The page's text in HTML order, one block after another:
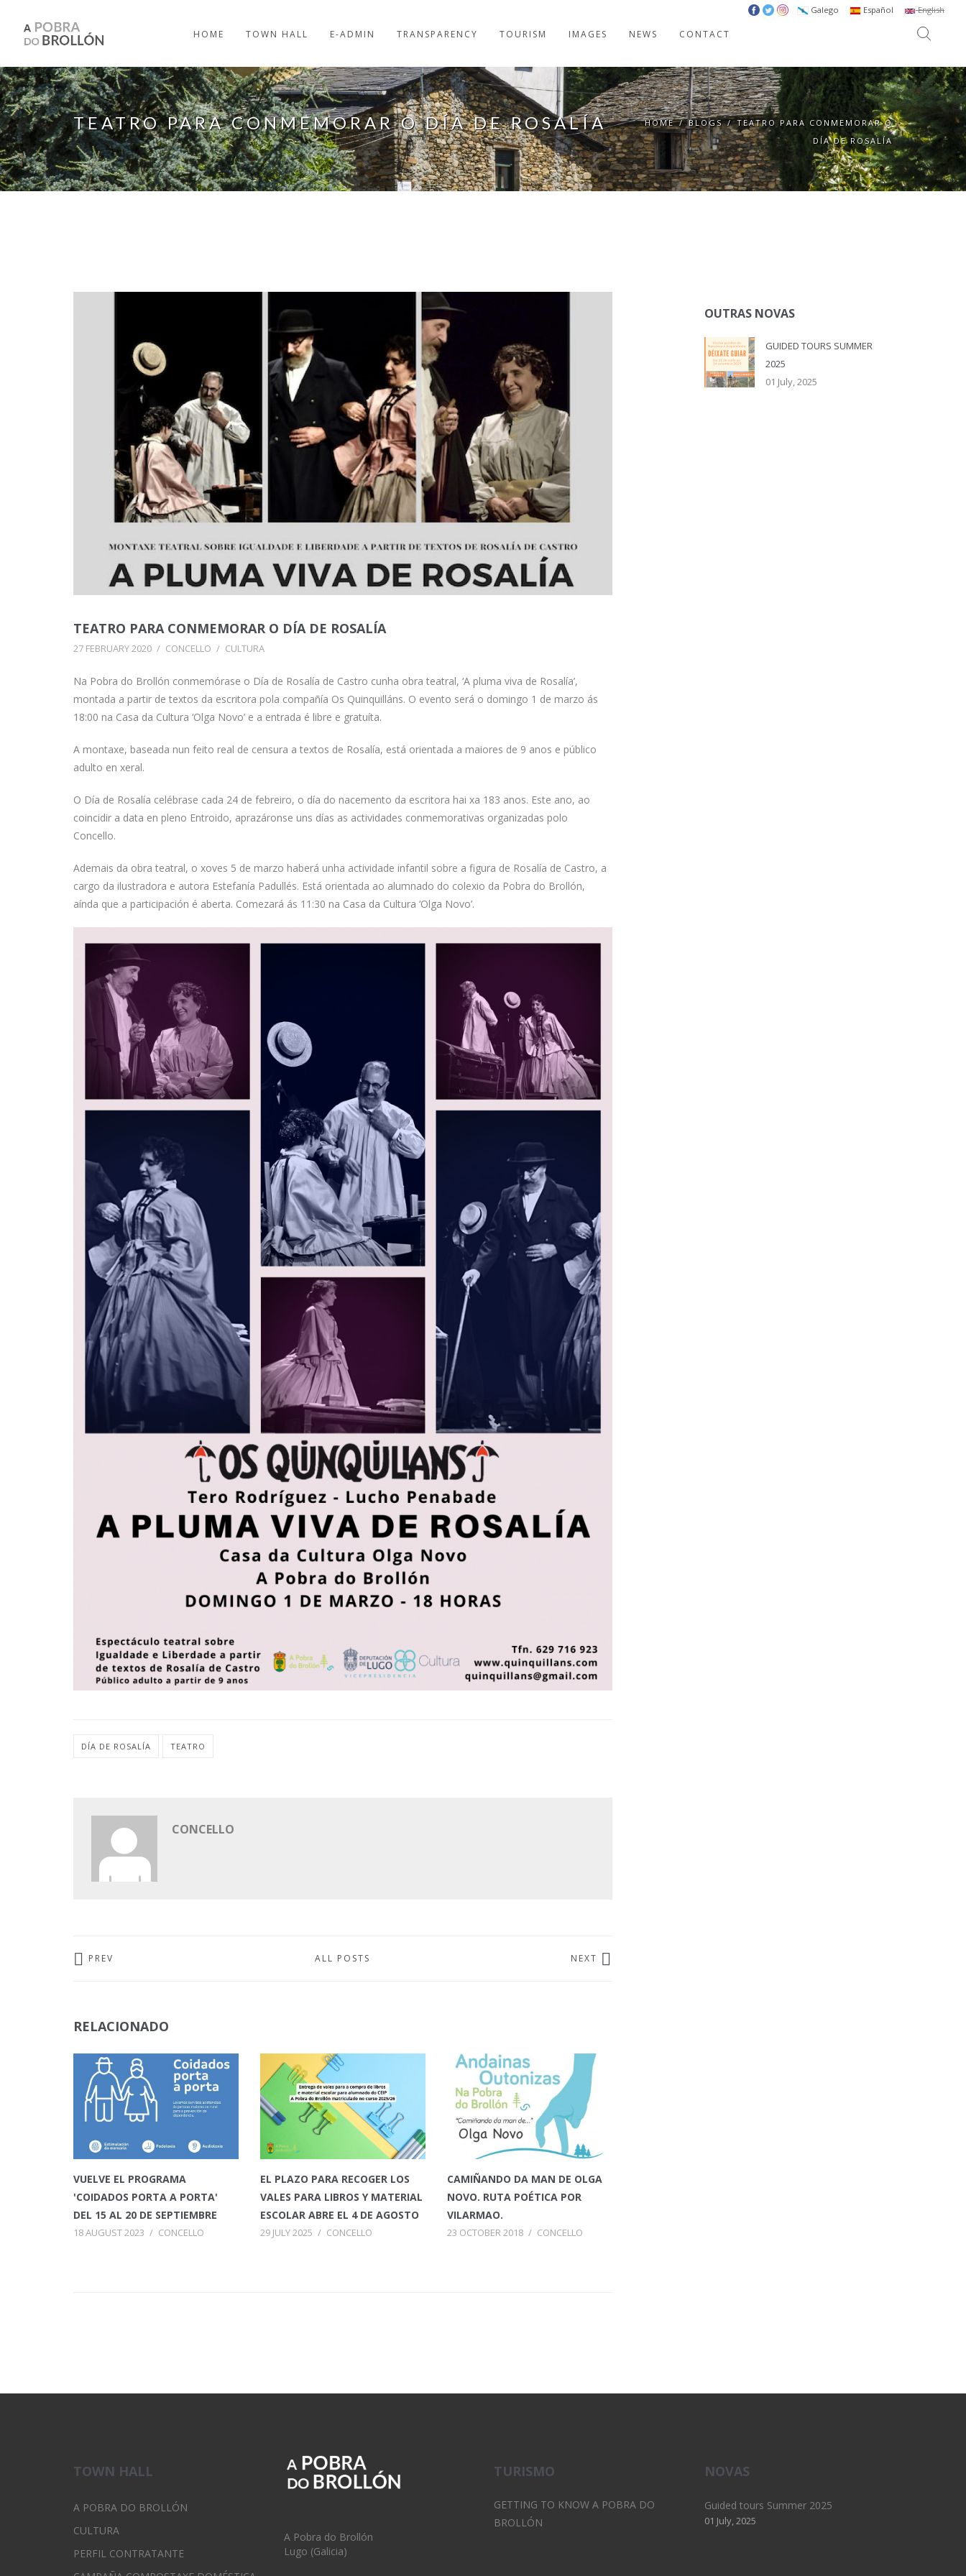
Galego Español English
HOME TOWN HALL E-ADMIN TRANSPARENCY TOURISM IMAGES NEWS CONTACT
TEATRO PARA CONMEMORAR O DÍA DE ROSALÍA HOME / BLOGS / TEATRO PARA CONMEMORAR O
DÍA DE ROSALÍA
TEATRO PARA CONMEMORAR O DÍA DE ROSALÍA
27 FEBRUARY 2020 / CONCELLO / CULTURA
Na Pobra do Brollón conmemórase o Día de Rosalía de Castro cunha obra teatral, ‘A pluma viva de Rosalía’,
montada a partir de textos da escritora pola compañía Os Quinquilláns. O evento será o domingo 1 de marzo ás
18:00 na Casa da Cultura ‘Olga Novo’ e a entrada é libre e gratuíta.
A montaxe, baseada nun feito real de censura a textos de Rosalía, está orientada a maiores de 9 anos e público
adulto en xeral.
O Día de Rosalía celébrase cada 24 de febreiro, o día do nacemento da escritora hai xa 183 anos. Este ano, ao
coincidir a data en pleno Entroido, aprazáronse uns días as actividades conmemorativas organizadas polo
Concello.
Ademais da obra teatral, o xoves 5 de marzo haberá unha actividade infantil sobre a figura de Rosalía de Castro, a
cargo da ilustradora e autora Estefanía Padullés. Está orientada ao alumnado do colexio da Pobra do Brollón,
aínda que a participación é aberta. Comezará ás 11:30 na Casa da Cultura ‘Olga Novo’.
DÍA DE ROSALÍA TEATRO
CONCELLO
PREV ALL POSTS NEXT
RELACIONADO
VUELVE EL PROGRAMA
'COIDADOS PORTA A PORTA'
DEL 15 AL 20 DE SEPTIEMBRE
18 AUGUST 2023 / CONCELLO
EL PLAZO PARA RECOGER LOS
VALES PARA LIBROS Y MATERIAL
ESCOLAR ABRE EL 4 DE AGOSTO
29 JULY 2025 / CONCELLO
CAMIÑANDO DA MAN DE OLGA
NOVO. RUTA POÉTICA POR
VILARMAO.
23 OCTOBER 2018 / CONCELLO
OUTRAS NOVAS
GUIDED TOURS SUMMER
2025
01 July, 2025
TOWN HALL
A POBRA DO BROLLÓN
CULTURA
PERFIL CONTRATANTE
A Pobra do Brollón
Lugo (Galicia)
TURISMO
GETTING TO KNOW A POBRA DO
BROLLÓN
NOVAS
Guided tours Summer 2025
01 July, 2025